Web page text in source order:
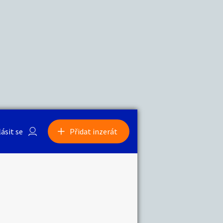
se Přidat inzerát
Sběratelství
0/1000